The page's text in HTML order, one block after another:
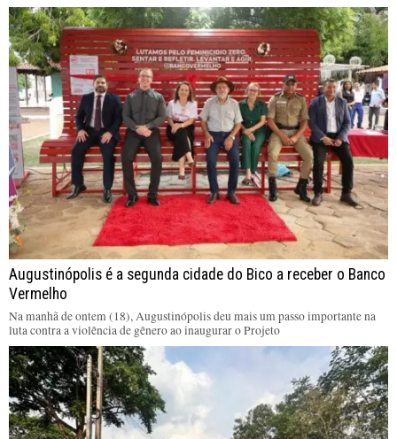
Augustinópolis é a segunda cidade do Bico a receber o Banco
Vermelho
Na manhã de ontem (18), Augustinópolis deu mais um passo importante na
luta contra a violência de gênero ao inaugurar o Projeto